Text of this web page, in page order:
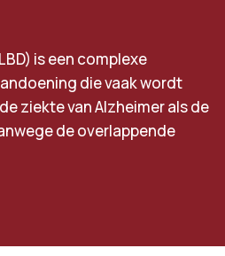
is een complexe
die vaak wordt
ziekte van Alzheimer als de
de overlappende